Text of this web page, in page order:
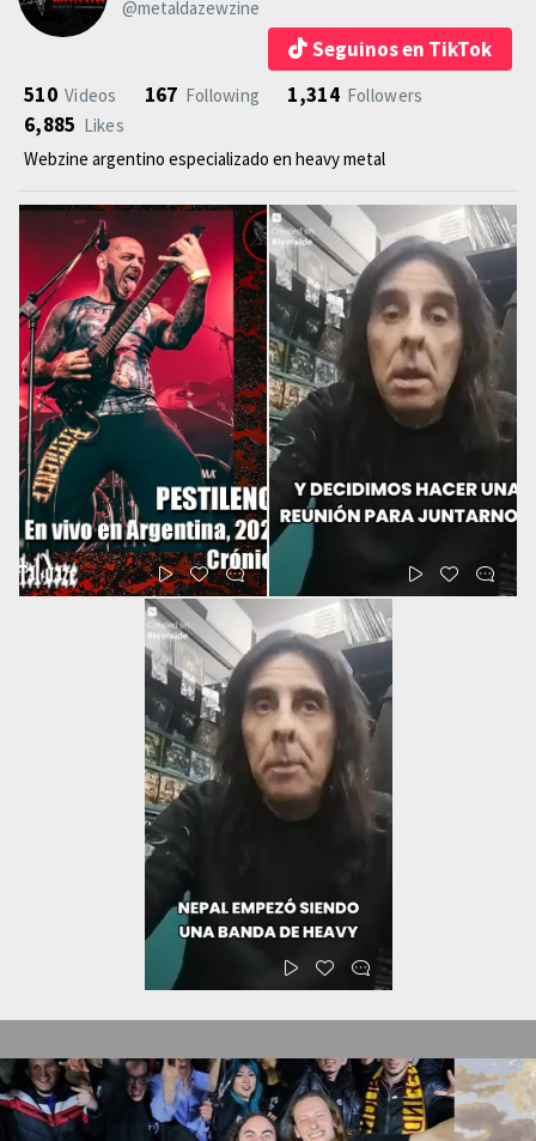
@metaldazewzine
Seguinos en TikTok
510 Videos 167 Following 1,314 Followers
6,885 Likes
Webzine argentino especializado en heavy metal